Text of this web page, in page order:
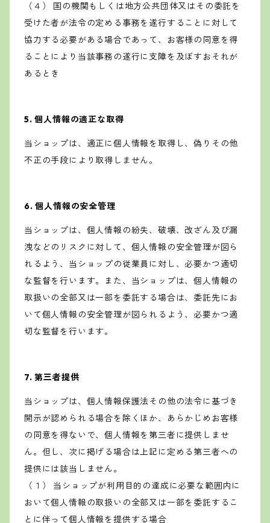
（４） 国の機関もしくは地方公共団体又はその委託を
受けた者が法令の定める事務を遂行することに対して
協力する必要がある場合であって、お客様の同意を得
ることにより当該事務の遂行に支障を及ぼすおそれが
あるとき
5. 個人情報の適正な取得
当ショップは、適正に個人情報を取得し、偽りその他
不正の手段により取得しません。
6. 個人情報の安全管理
当ショップは、個人情報の紛失、破壊、改ざん及び漏
洩などのリスクに対して、個人情報の安全管理が図ら
れるよう、当ショップの従業員に対し、必要かつ適切
な監督を行います。また、当ショップは、個人情報の
取扱いの全部又は一部を委託する場合は、委託先にお
いて個人情報の安全管理が図られるよう、必要かつ適
切な監督を行います。
7. 第三者提供
当ショップは、個人情報保護法その他の法令に基づき
開示が認められる場合を除くほか、あらかじめお客様
の同意を得ないで、個人情報を第三者に提供しませ
ん。但し、次に掲げる場合は上記に定める第三者への
提供には該当しません。
（１） 当ショップが利用目的の達成に必要な範囲内に
おいて個人情報の取扱いの全部又は一部を委託するこ
とに伴って個人情報を提供する場合